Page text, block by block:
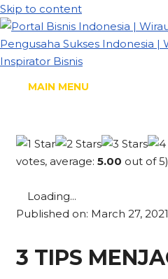
Skip to content
MAIN MENU
votes, average:5.00 out of 5)
Loading...
Published on: March 27,
3 TIPS